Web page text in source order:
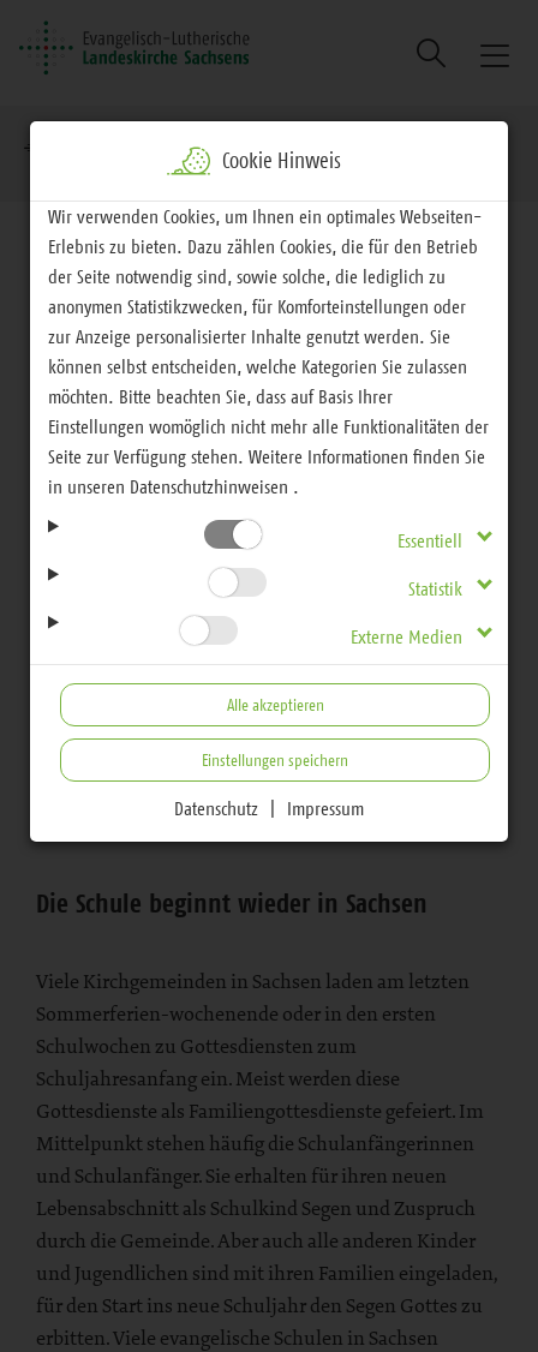
Suche
Brotkrumennavigation
EVLKS - interessiert Aktuelles
Aktuelles
Mit Gottes Segen ins
neue Schuljahr
starten
Schulkinder und Familien zu Gottesdiensten zu
Beginn des Schuljahres ein
Bereich
Die Schule beginnt wieder in Sachsen
Viele Kirchgemeinden in Sachsen laden am letzten
Sommerferien-wochenende oder in den ersten
Schulwochen zu Gottesdiensten zum
Schuljahresanfang ein. Meist werden diese
Gottesdienste als Familiengottesdienste gefeiert. Im
Mittelpunkt stehen häufig die Schulanfängerinnen
und Schulanfänger. Sie erhalten für ihren neuen
Lebensabschnitt als Schulkind Segen und Zuspruch
durch die Gemeinde. Aber auch alle anderen Kinder
und Jugendlichen sind mit ihren Familien eingeladen,
für den Start ins neue Schuljahr den Segen Gottes zu
erbitten. Viele evangelische Schulen in Sachsen
Cookie Hinweis
Wir verwenden Cookies, um Ihnen ein optimales Webseiten-
Erlebnis zu bieten. Dazu zählen Cookies, die für den Betrieb
der Seite notwendig sind, sowie solche, die lediglich zu
anonymen Statistikzwecken, für Komforteinstellungen oder
zur Anzeige personalisierter Inhalte genutzt werden. Sie
können selbst entscheiden, welche Kategorien Sie zulassen
möchten. Bitte beachten Sie, dass auf Basis Ihrer
Einstellungen womöglich nicht mehr alle Funktionalitäten der
Seite zur Verfügung stehen. Weitere Informationen finden Sie
in unseren Datenschutzhinweisen .
Essentiell
Statistik
Externe Medien
Alle akzeptieren
Einstellungen speichern
Datenschutz Impressum